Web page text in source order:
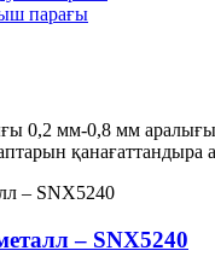
парағы
0,2 мм-0,8 мм
қанағаттандыра
– SNX5240